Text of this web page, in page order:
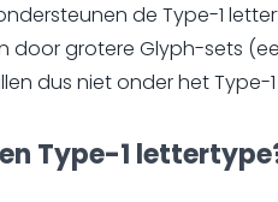
de Type-1
grotere Glyph-sets
dus niet onder het Type-
Type-1